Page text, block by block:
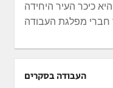
היא כיכר העיר היחידה
העבודה בסקרים